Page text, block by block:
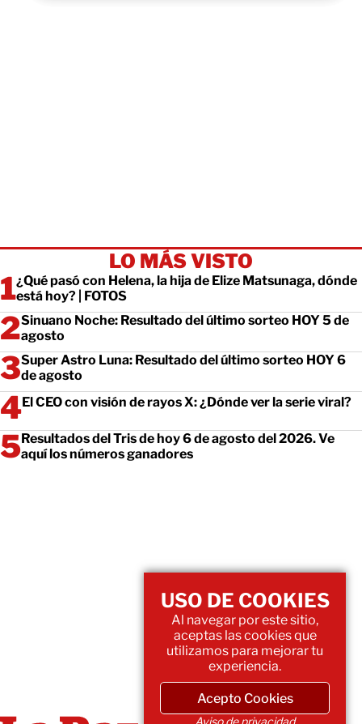
LO MÁS VISTO
¿Qué pasó con Helena, la hija de Elize Matsunaga, dónde
está hoy? | FOTOS
Sinuano Noche: Resultado del último sorteo HOY 5 de
agosto
Super Astro Luna: Resultado del último sorteo HOY 6
de agosto
El CEO con visión de rayos X: ¿Dónde ver la serie viral?
Resultados del Tris de hoy 6 de agosto del 2026. Ve
aquí los números ganadores
USO DE COOKIES
Al navegar por este sitio,
aceptas las cookies que
utilizamos para mejorar tu
experiencia.
Acepto Cookies
Aviso de privacidad